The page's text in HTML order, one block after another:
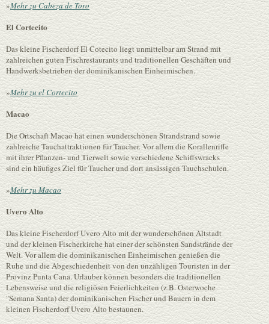
»Mehr zu Cabeza de Toro
El Cortecito
Das kleine Fischerdorf El Cotecito liegt unmittelbar am Strand mit
zahlreichen guten Fischrestaurants und traditionellen Geschäften und
Handwerksbetrieben der dominikanischen Einheimischen.
»Mehr zu el Cortecito
Macao
Die Ortschaft Macao hat einen wunderschönen Strandstrand sowie
zahlreiche Tauchattraktionen für Taucher. Vor allem die Korallenriffe
mit ihrer Pflanzen- und Tierwelt sowie verschiedene Schiffswracks
sind ein häufiges Ziel für Taucher und dort ansässigen Tauchschulen.
»Mehr zu Macao
Uvero Alto
Das kleine Fischerdorf Uvero Alto mit der wunderschönen Altstadt
und der kleinen Fischerkirche hat einer der schönsten Sandstrände der
Welt. Vor allem die dominikanischen Einheimischen genießen die
Ruhe und die Abgeschiedenheit von den unzähligen Touristen in der
Provinz Punta Cana. Urlauber können besonders die traditionellen
Lebensweise und die religiösen Feierlichkeiten (z.B. Osterwoche
"Semana Santa) der dominikanischen Fischer und Bauern in dem
kleinen Fischerdorf Uvero Alto bestaunen.